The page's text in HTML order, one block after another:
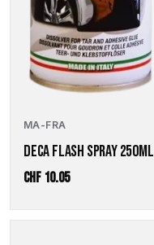
MA-FRA
DECA FLASH SPRAY 250ML
CHF 10.05